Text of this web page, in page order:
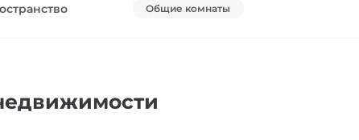
Общие комнаты